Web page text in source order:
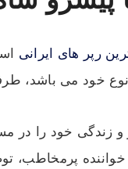
رپر های ایرانی
نوع خود می باشد،
زندگی خود را در
خواننده پرمخاطب،